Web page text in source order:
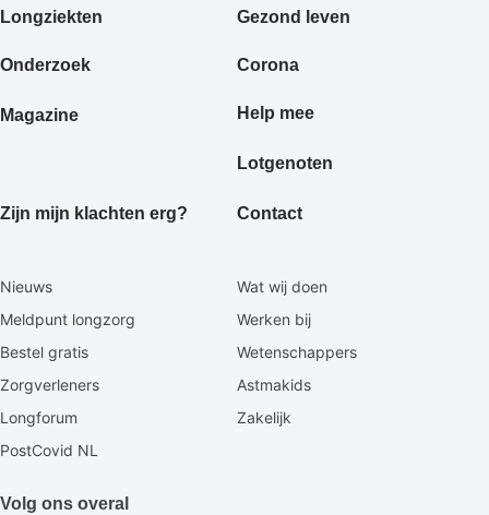
Primair
Longziekten Gezond leven
Onderzoek Corona
Magazine Help mee
Lotgenoten
Zijn mijn klachten erg? Contact
Secundaire
Nieuws
Wat wij doen
Meldpunt longzorg
Werken bij
Bestel gratis
Wetenschappers
Zorgverleners
Astmakids
Longforum
Zakelijk
PostCovid NL
Volg ons overal